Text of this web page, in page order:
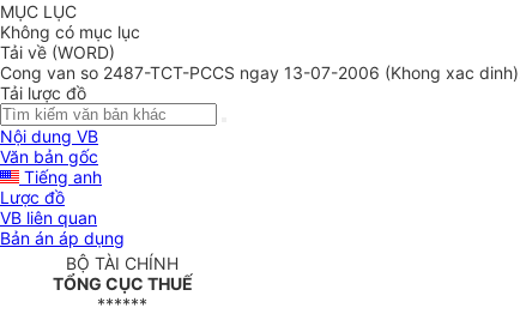
MỤC LỤC
Không có mục lục
Tải về (WORD)
Cong van so 2487-TCT-PCCS ngay 13-07-2006 (Khong xac
Tải lược đồ
Nội dung VB
Văn bản gốc
Tiếng anh
Lược đồ
VB liên quan
Bản án áp dụng
BỘ TÀI CHÍNH
TỔNG CỤC THUẾ
******